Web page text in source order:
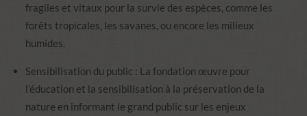
fragiles et vitaux pour la survie des espèces, comme les
forêts tropicales, les savanes, ou encore les milieux
humides.
Sensibilisation du public : La fondation œuvre pour
l’éducation et la sensibilisation à la préservation de la
nature en informant le grand public sur les enjeux